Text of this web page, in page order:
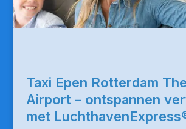
Taxi Epen Rotterdam
Airport – ontspannen
met